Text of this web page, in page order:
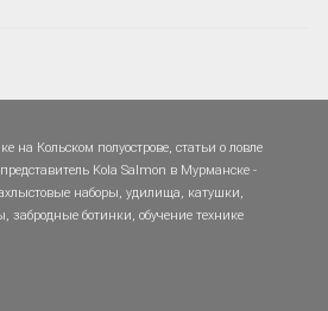
на Кольском полуострове, статьи о ловле
Kola Salmon в Мурманске -
наборы, удилища, катушки,
ботинки, обучение технике